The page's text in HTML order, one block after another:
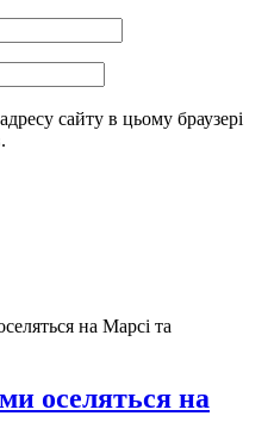
сайту в цьому браузері
оселяться на